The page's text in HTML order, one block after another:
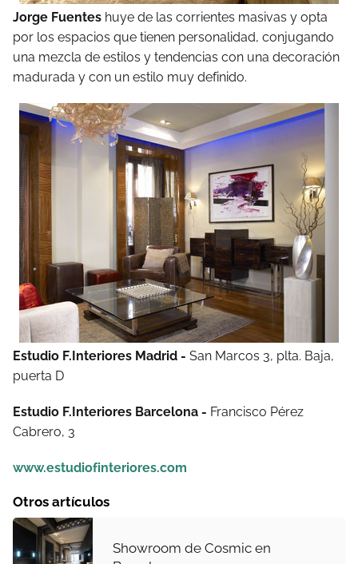
Jorge Fuentes huye de las corrientes masivas y opta
por los espacios que tienen personalidad, conjugando
una mezcla de estilos y tendencias con una decoración
madurada y con un estilo muy definido.
Estudio F.Interiores Madrid - San Marcos 3, plta. Baja,
puerta D
Estudio F.Interiores Barcelona - Francisco Pérez
Cabrero, 3
www.estudiofinteriores.com
Otros artículos
Showroom de Cosmic en